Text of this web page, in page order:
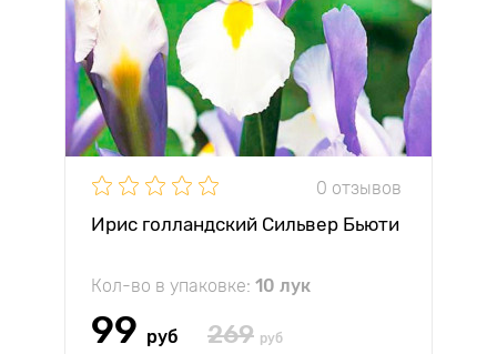
0 отзывов
Ирис голландский Сильвер Бьюти
Кол-во в упаковке: 10 лук
99 руб 269 руб